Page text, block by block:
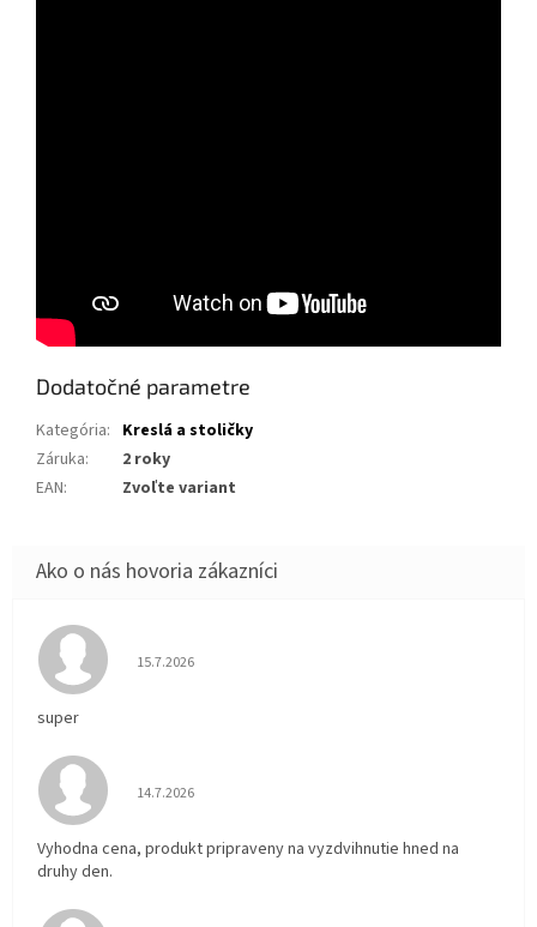
Dodatočné parametre
Kategória: Kreslá a stoličky
Záruka:
2 roky
EAN: Zvoľte variant
Hodnotenie obchodu je 5 z 5 hviezdičiek.
15.7.2026
super
Hodnotenie obchodu je 5 z 5 hviezdičiek.
14.7.2026
Vyhodna cena, produkt pripraveny na vyzdvihnutie hned na
druhy den.